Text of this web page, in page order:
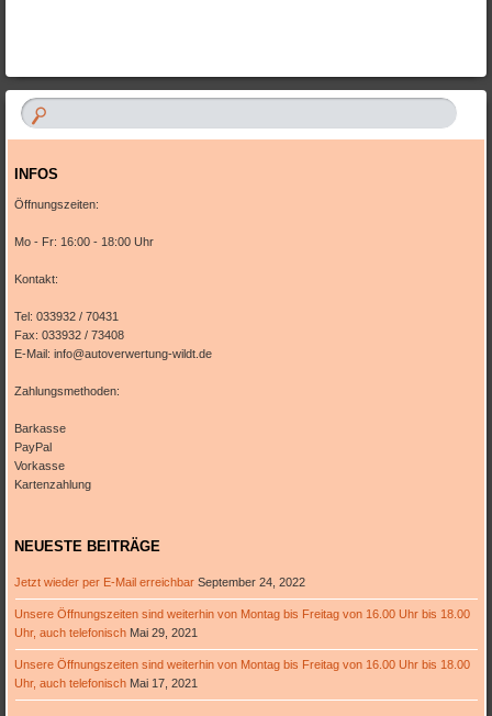
INFOS
Öffnungszeiten:
Mo - Fr: 16:00 - 18:00 Uhr
Kontakt:
Tel: 033932 / 70431
Fax: 033932 / 73408
E-Mail: info@autoverwertung-wildt.de
Zahlungsmethoden:
Barkasse
PayPal
Vorkasse
Kartenzahlung
NEUESTE BEITRÄGE
Jetzt wieder per E-Mail erreichbar September 24, 2022
Unsere Öffnungszeiten sind weiterhin von Montag bis Freitag von 16.00 Uhr bis 18.00
Uhr, auch telefonisch Mai 29, 2021
Unsere Öffnungszeiten sind weiterhin von Montag bis Freitag von 16.00 Uhr bis 18.00
Uhr, auch telefonisch Mai 17, 2021